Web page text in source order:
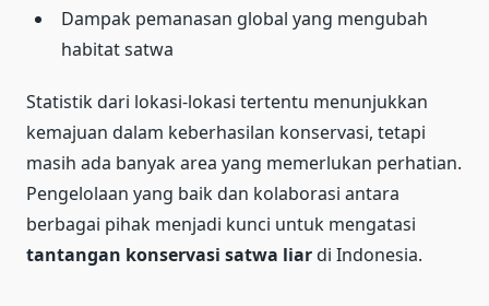
Dampak pemanasan global yang mengubah
habitat satwa
Statistik dari lokasi-lokasi tertentu menunjukkan
kemajuan dalam keberhasilan konservasi, tetapi
masih ada banyak area yang memerlukan perhatian.
Pengelolaan yang baik dan kolaborasi antara
berbagai pihak menjadi kunci untuk mengatasi
tantangan konservasi satwa liardi Indonesia.